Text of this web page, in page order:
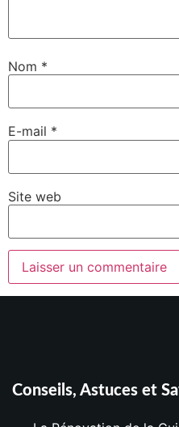
Nom *
E-mail *
Site web
Conseils, Astuces et